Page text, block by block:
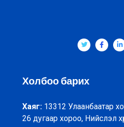
Холбоо барих
Хаяг: 13312 Улаанбаатар
26 дугаар хороо, Нийслэл